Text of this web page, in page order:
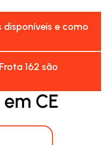
disponíveis e como
162 são
CE